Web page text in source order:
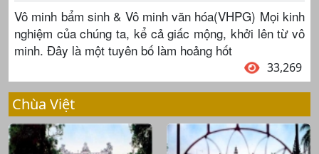
Vô minh bẩm sinh & Vô minh văn hóa(VHPG) Mọi kinh
nghiệm của chúng ta, kể cả giấc mộng, khởi lên từ vô
minh. Đây là một tuyên bố làm hoảng hốt
33,269
Chùa Việt